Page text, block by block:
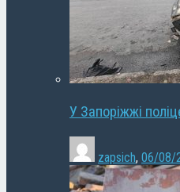
У Запоріжжі
zapsich, 06/08/